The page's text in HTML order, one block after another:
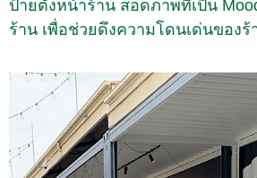
ป้ายตั้งหน้าร้าน สอดภาพที่เป็น
ร้าน เพื่อช่วยดึงความโดนเด่นของร้